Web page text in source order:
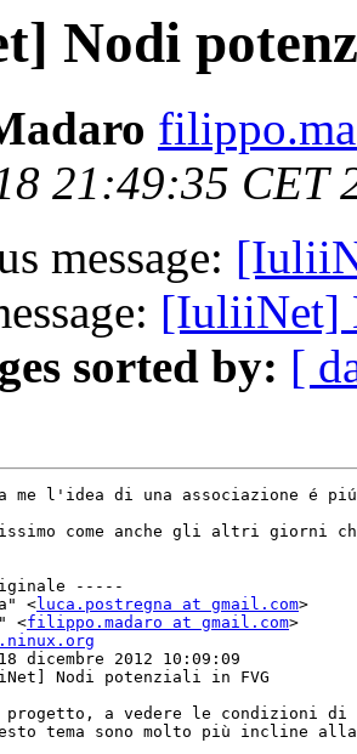
Nodi
21:49:35 CET
message:
[IuliiNet]
sorted by: [
a me l'idea di una associazione é
come anche gli altri giorni
-----
<luca.postregna at gmail.com>
<filippo.madaro at gmail.com>
dicembre 2012 10:09:09
Nodi potenziali in FVG
progetto, a vedere le condizioni
tema sono molto più incline